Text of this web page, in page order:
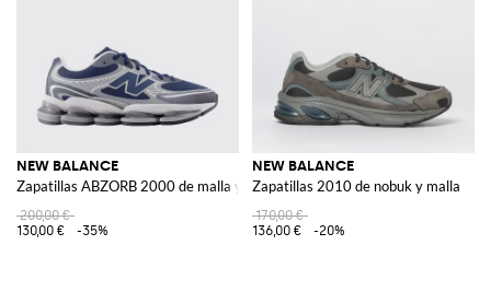
NEW BALANCE
Zapatillas ABZORB 2000 de malla y goma
200,00 €
130,00 €
-35%
NEW BALANCE
Zapatillas 2010 de nobuk y malla
170,00 €
136,00 €
-20%